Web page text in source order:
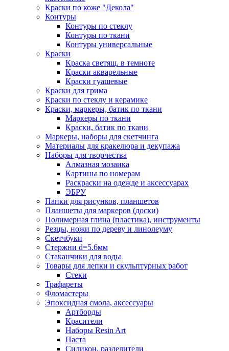
Краски по коже "Декола"
Контуры
Контуры по стеклу
Контуры по ткани
Контуры универсальные
Краски
Краска светящ. в темноте
Краски акварельные
Краски гуашевые
Краски для грима
Краски по стеклу и керамике
Краски, маркеры, батик по ткани
Маркеры по ткани
Краски, батик по ткани
Маркеры, наборы для скетчинга
Материалы для кракелюра и декупажа
Наборы для творчества
Алмазная мозаика
Картины по номерам
Раскраски на одежде и аксессуарах
ЭБРУ
Папки для рисунков, планшетов
Планшеты для маркеров (доски)
Полимерная глина (пластика), инструменты
Резцы, ножи по дереву и линолеуму
Скетчбуки
Стержни d=5.6мм
Стаканчики для воды
Товары для лепки и скульптурных работ
Стеки
Трафареты
Фломастеры
Эпоксидная смола, аксессуары
Артборды
Красители
Наборы Resin Art
Паста
Силикон, разделители